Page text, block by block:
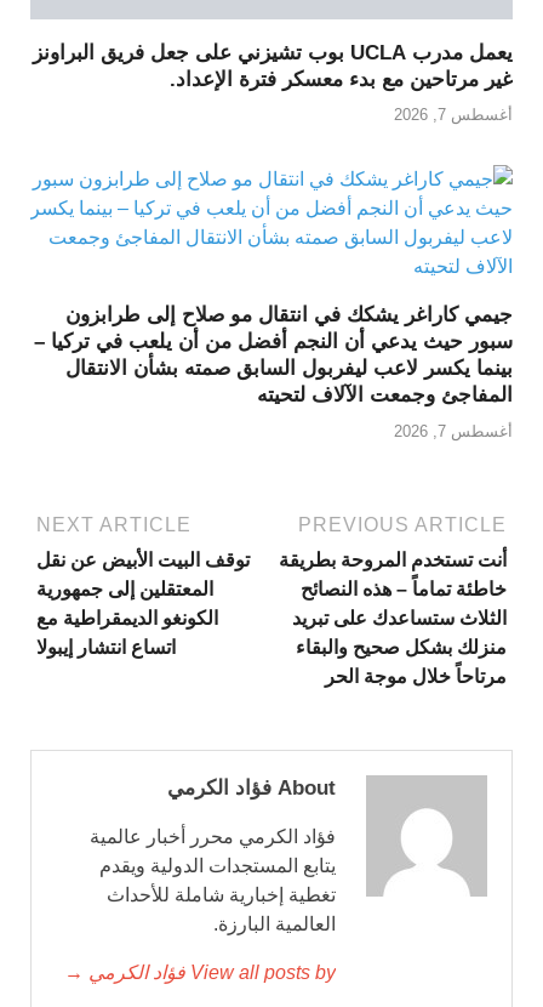
يعمل مدرب UCLA بوب تشيزني على جعل فريق البراونز
غير مرتاحين مع بدء معسكر فترة الإعداد.
أغسطس 7, 2026
جيمي كاراغر يشكك في انتقال مو صلاح إلى طرابزون
سبور حيث يدعي أن النجم أفضل من أن يلعب في تركيا –
بينما يكسر لاعب ليفربول السابق صمته بشأن الانتقال
المفاجئ وجمعت الآلاف لتحيته
أغسطس 7, 2026
PREVIOUS ARTICLE
أنت تستخدم المروحة بطريقة
خاطئة تماماً – هذه النصائح
الثلاث ستساعدك على تبريد
منزلك بشكل صحيح والبقاء
مرتاحاً خلال موجة الحر
NEXT ARTICLE
توقف البيت الأبيض عن نقل
المعتقلين إلى جمهورية
الكونغو الديمقراطية مع
اتساع انتشار إيبولا
About فؤاد الكرمي
فؤاد الكرمي محرر أخبار عالمية
يتابع المستجدات الدولية ويقدم
تغطية إخبارية شاملة للأحداث
العالمية البارزة.
View all posts by فؤاد الكرمي →